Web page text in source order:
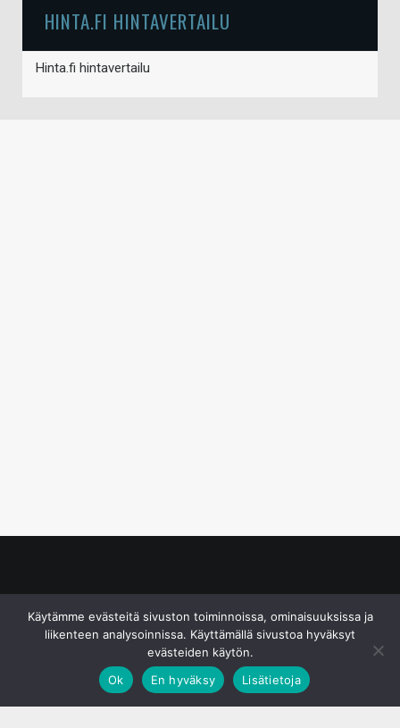
HINTA.FI HINTAVERTAILU
Hinta.fi hintavertailu
Käytämme evästeitä sivuston toiminnoissa, ominaisuuksissa ja
liikenteen analysoinnissa. Käyttämällä sivustoa hyväksyt
evästeiden käytön.
Ok
En hyväksy Lisätietoja